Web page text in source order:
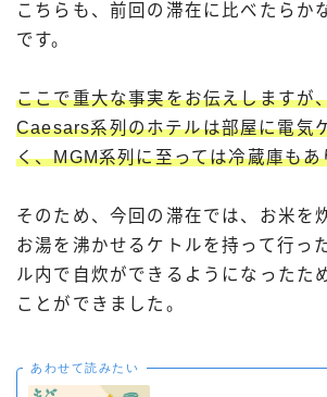
こちらも、前回の滞在に比べたらか
です。
ここで重大な事実をお伝えしますが
Caesars系列のホテルは部屋に電気
く、MGM系列に至っては冷蔵庫もあ
そのため、今回の滞在では、お米を
お湯を沸かせるケトルを持って行っ
ル内で自炊ができるようになったた
ことができました。
あわせて読みたい